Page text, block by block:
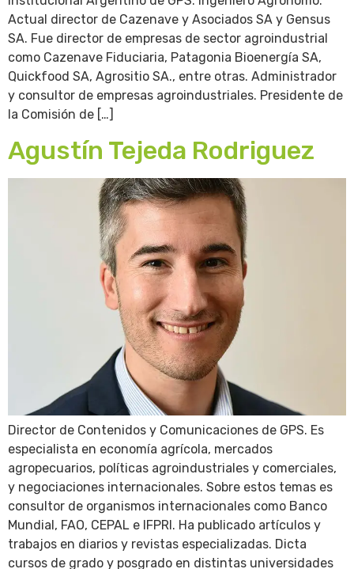
Actual director de Cazenave y Asociados SA y Gensus
SA. Fue director de empresas de sector agroindustrial
como Cazenave Fiduciaria, Patagonia Bioenergía SA,
Quickfood SA, Agrositio SA., entre otras. Administrador
y consultor de empresas agroindustriales. Presidente de
la Comisión de […]
Agustín Tejeda Rodriguez
Director de Contenidos y Comunicaciones de GPS. Es
especialista en economía agrícola, mercados
agropecuarios, políticas agroindustriales y comerciales,
y negociaciones internacionales. Sobre estos temas es
consultor de organismos internacionales como Banco
Mundial, FAO, CEPAL e IFPRI. Ha publicado artículos y
trabajos en diarios y revistas especializadas. Dicta
cursos de grado y posgrado en distintas universidades